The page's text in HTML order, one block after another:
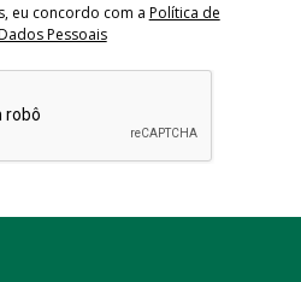
eu concordo com a Política de
Pessoais